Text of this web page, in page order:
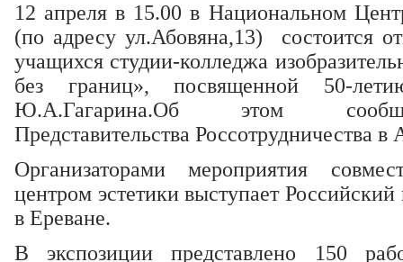
12 апреля в 15.00 в Национальном
(по адресу ул.Абовяна,13) состоится
учащихся студии-колледжа
без границ», посвященной 50-
Ю.А.Гагарина.Об этом
Представительства Россотрудничества
Организаторами мероприятия
центром эстетики выступает
в Ереване.
В экспозиции представлено 150